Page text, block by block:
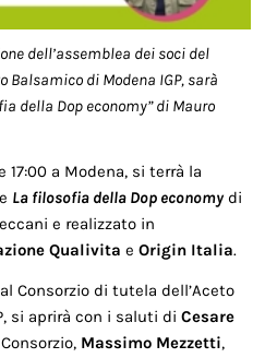
dell’assemblea dei soci del
Balsamico di Modena IGP, sarà
della Dop economy” di Mauro
17:00 a Modena, si terrà la
La filosofia della Dop economy di
e realizzato in
Qualivita eOrigin Italia.
Consorzio di tutela dell’Aceto
si aprirà con i saluti diCesare
Massimo Mezzetti,